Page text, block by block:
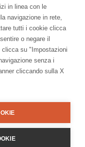
in linea con le
navigazione in rete,
tutti i cookie clicca
o negare il
su "Impostazioni
senza i
cliccando sulla X